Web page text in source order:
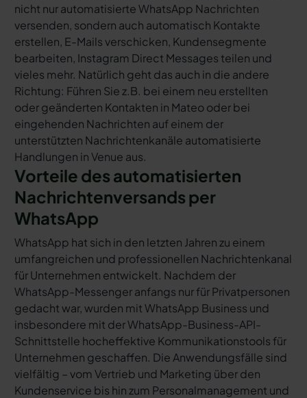
nicht nur automatisierte WhatsApp Nachrichten
versenden, sondern auch automatisch Kontakte
erstellen, E-Mails verschicken, Kundensegmente
bearbeiten, Instagram Direct Messages teilen und
vieles mehr. Natürlich geht das auch in die andere
Richtung: Führen Sie z.B. bei einem neu erstellten
oder geänderten Kontakten in Mateo oder bei
eingehenden Nachrichten auf einem der
unterstützten Nachrichtenkanäle automatisierte
Handlungen in Venue aus.
Vorteile des automatisierten
Nachrichtenversands per
WhatsApp
WhatsApp hat sich in den letzten Jahren zu einem
umfangreichen und professionellen Nachrichtenkanal
für Unternehmen entwickelt. Nachdem der
WhatsApp-Messenger anfangs nur für Privatpersonen
gedacht war, wurden mit WhatsApp Business und
insbesondere mit der WhatsApp-Business-API-
Schnittstelle hocheffektive Kommunikationstools für
Unternehmen geschaffen. Die Anwendungsfälle sind
vielfältig – vom Vertrieb und Marketing über den
Kundenservice bis hin zum Personalmanagement und